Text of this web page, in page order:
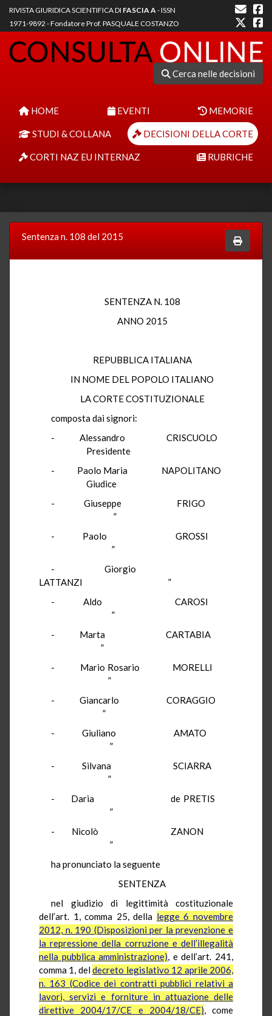
RIVISTA GIURIDICA SCIENTIFICA DI FASCIA A- ISSN
1971-9892 - Fondatore Prof. PASQUALE COSTANZO
Cerca nelle decisioni
HOME EVENTI MEMORIE
STUDI & COLLANA DECISIONI DELLA CORTE
CORTI NAZ EU INTERNAZ RUBRICHE
Sentenza n. 108 del 2015
SENTENZA N. 108
ANNO 2015
REPUBBLICA ITALIANA
IN NOME DEL POPOLO ITALIANO
LA CORTE COSTITUZIONALE
composta dai signori:
- Alessandro CRISCUOLO
Presidente
- Paolo Maria NAPOLITANO
Giudice
- Giuseppe FRIGO
”
- Paolo GROSSI
”
- Giorgio
LATTANZI ”
- Aldo CAROSI
”
- Marta CARTABIA
”
- Mario Rosario MORELLI
”
- Giancarlo CORAGGIO
”
- Giuliano AMATO
”
- Silvana SCIARRA
”
- Daria de PRETIS
”
- Nicolò ZANON
”
ha pronunciato la seguente
SENTENZA
nel giudizio di legittimità costituzionale
dell’art. 1, comma 25, della legge 6 novembre
2012, n. 190 (Disposizioni per la prevenzione e
la repressione della corruzione e dell’illegalità
nella pubblica amministrazione), e dell’art. 241,
comma 1, deldecreto legislativo 12 aprile 2006,
n. 163 (Codice dei contratti pubblici relativi a
lavori, servizi e forniture in attuazione delle
direttive 2004/17/CE e 2004/18/CE), come